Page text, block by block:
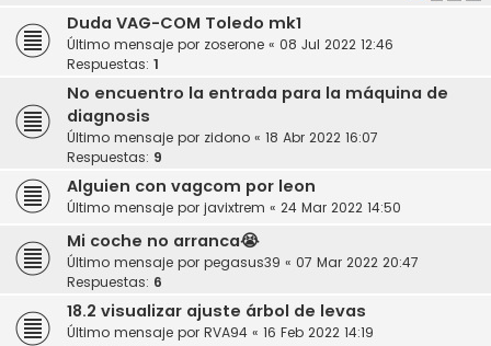
Duda VAG-COM Toledo mk1
Último mensaje por zoserone « 08 Jul 2022 12:46
Respuestas: 1
No encuentro la entrada para la máquina de
diagnosis
Último mensaje por zidono « 18 Abr 2022 16:07
Respuestas: 9
Alguien con vagcom por leon
Último mensaje por javixtrem « 24 Mar 2022 14:50
Mi coche no arranca😭
Último mensaje por pegasus39 « 07 Mar 2022 20:47
Respuestas: 6
18.2 visualizar ajuste árbol de levas
Último mensaje por RVA94 « 16 Feb 2022 14:19